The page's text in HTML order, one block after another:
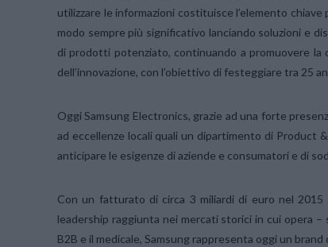
utilizzare le informazioni costituisce l’elemento
modo sempre più significativo lanciando soluzioni e
di prodotti potenziato, continuando a promuovere
dell’innovazione, con l’obiettivo di festeggiare tra 25
Oggi Samsung Electronics, grazie ad una forte
ad eccellenze locali quali un dipartimento di Product
anticipare le esigenze di aziende e consumatori e di
Con un fatturato di circa 3 miliardi di euro nel 2015
leadership raggiunta nei mercati storici in cui opera
B2B e il medicale, Samsung rappresenta oggi un